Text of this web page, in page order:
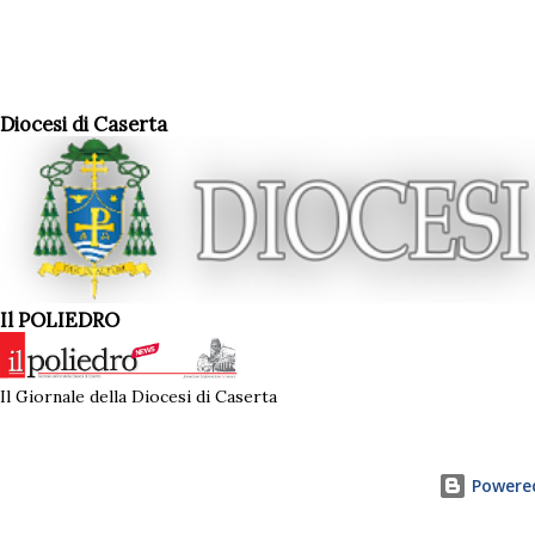
Diocesi di Caserta
Il POLIEDRO
Il Giornale della Diocesi di Caserta